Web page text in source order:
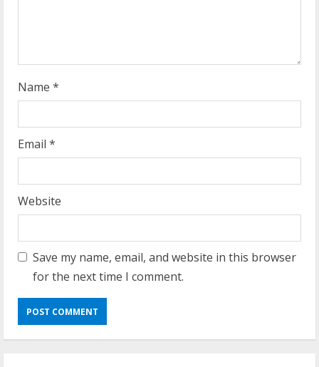
Name *
Email *
Website
Save my name, email, and website in this browser
for the next time I comment.